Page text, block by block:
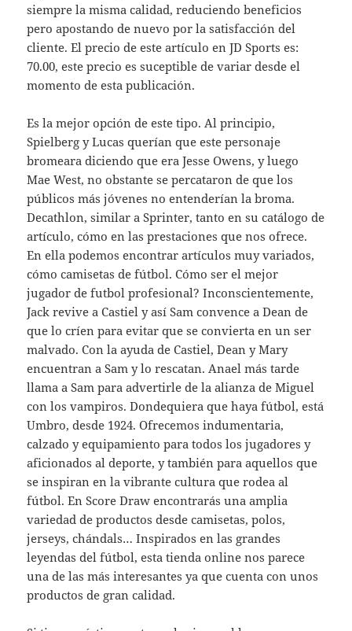
siempre la misma calidad, reduciendo beneficios
pero apostando de nuevo por la satisfacción del
cliente. El precio de este artículo en JD Sports es:
70.00, este precio es suceptible de variar desde el
momento de esta publicación.
Es la mejor opción de este tipo. Al principio,
Spielberg y Lucas querían que este personaje
bromeara diciendo que era Jesse Owens, y luego
Mae West, no obstante se percataron de que los
públicos más jóvenes no entenderían la broma.
Decathlon, similar a Sprinter, tanto en su catálogo de
artículo, cómo en las prestaciones que nos ofrece.
En ella podemos encontrar artículos muy variados,
cómo camisetas de fútbol. Cómo ser el mejor
jugador de futbol profesional? Inconscientemente,
Jack revive a Castiel y así Sam convence a Dean de
que lo críen para evitar que se convierta en un ser
malvado. Con la ayuda de Castiel, Dean y Mary
encuentran a Sam y lo rescatan. Anael más tarde
llama a Sam para advertirle de la alianza de Miguel
con los vampiros. Dondequiera que haya fútbol, está
Umbro, desde 1924. Ofrecemos indumentaria,
calzado y equipamiento para todos los jugadores y
aficionados al deporte, y también para aquellos que
se inspiran en la vibrante cultura que rodea al
fútbol. En Score Draw encontrarás una amplia
variedad de productos desde camisetas, polos,
jerseys, chándals… Inspirados en las grandes
leyendas del fútbol, esta tienda online nos parece
una de las más interesantes ya que cuenta con unos
productos de gran calidad.